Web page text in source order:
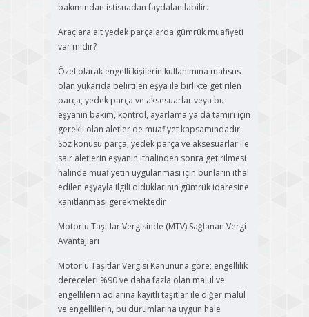
bakımından istisnadan faydalanılabilir.
Araçlara ait yedek parçalarda gümrük muafiyeti
var mıdır?
Özel olarak engelli kişilerin kullanımına mahsus
olan yukarıda belirtilen eşya ile birlikte getirilen
parça, yedek parça ve aksesuarlar veya bu
eşyanın bakım, kontrol, ayarlama ya da tamiri için
gerekli olan aletler de muafiyet kapsamındadır.
Söz konusu parça, yedek parça ve aksesuarlar ile
sair aletlerin eşyanın ithalinden sonra getirilmesi
halinde muafiyetin uygulanması için bunların ithal
edilen eşyayla ilgili olduklarının gümrük idaresine
kanıtlanması gerekmektedir
Motorlu Taşıtlar Vergisinde (MTV) Sağlanan Vergi
Avantajları
Motorlu Taşıtlar Vergisi Kanununa göre; engellilik
dereceleri %90 ve daha fazla olan malul ve
engellilerin adlarına kayıtlı taşıtlar ile diğer malul
ve engellilerin, bu durumlarına uygun hale